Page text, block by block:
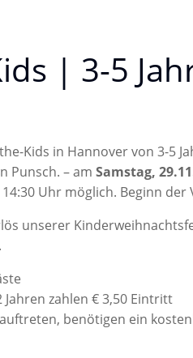
| 3-5
Kids in Hannover von 3-5
Punsch. – am Samstag,
Uhr möglich. Beginn
unserer
zahlen € 3,50 Eintritt
benötigen ein